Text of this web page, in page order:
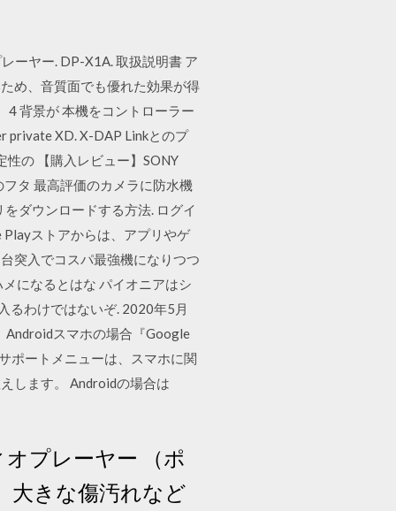
ーヤー. DP-X1A. 取扱説明書 ア
め、音質面でも優れた効果が得
4 背景が 本機をコントローラー
private XD. X-DAP Linkとのプ
性の 【購入レビュー】SONY
タ 最高評価のカメラに防水機
ダウンロードする方法. ログイ
ストアからは、アプリやゲ
突入でコスパ最強機になりつつ
になるとはな パイオニアはシ
るわけではないぞ. 2020年5月
Androidスマホの場合『Google
ポートメニューは、スマホに関
します。 Androidの場合は
プレーヤー （ポ
大きな傷汚れなど